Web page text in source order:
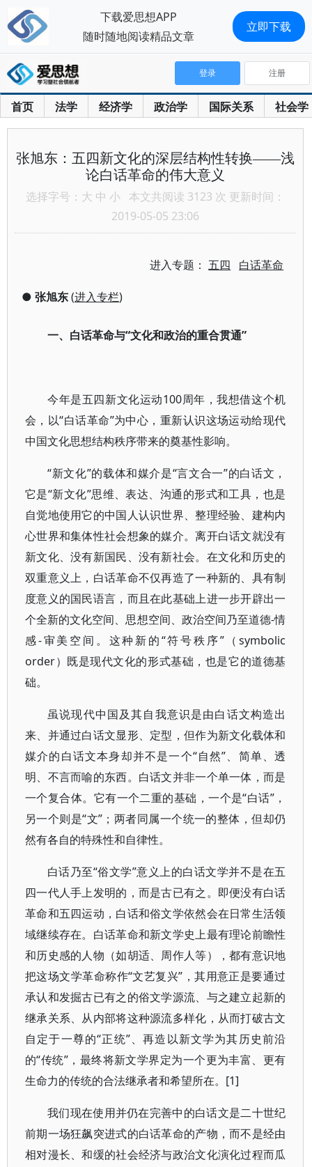
首页 法学 经济学 政治学 国际关系 社会学
登录 注册
张旭东：五四新文化的深层结构性转换——浅
论白话革命的伟大意义
选择字号： 大 中 小 本文共阅读 3123 次 更新时间：
2019-05-05 23:06
进入专题：五四 白话革命
● 张旭东(进入专栏)
一、白话革命与“文化和政治的重合贯通”
今年是五四新文化运动100周年，我想借这个机
会，以“白话革命”为中心，重新认识这场运动给现代
中国文化思想结构秩序带来的奠基性影响。
“新文化”的载体和媒介是“言文合一”的白话文，
它是“新文化”思维、表达、沟通的形式和工具，也是
自觉地使用它的中国人认识世界、整理经验、建构内
心世界和集体性社会想象的媒介。离开白话文就没有
新文化、没有新国民、没有新社会。在文化和历史的
双重意义上，白话革命不仅再造了一种新的、具有制
度意义的国民语言，而且在此基础上进一步开辟出一
个全新的文化空间、思想空间、政治空间乃至道德-情
感-审美空间。这种新的“符号秩序”（symbolic
order）既是现代文化的形式基础，也是它的道德基
础。
虽说现代中国及其自我意识是由白话文构造出
来、并通过白话文显形、定型，但作为新文化载体和
媒介的白话文本身却并不是一个“自然”、简单、透
明、不言而喻的东西。白话文并非一个单一体，而是
一个复合体。它有一个二重的基础，一个是“白话”，
另一个则是“文”；两者同属一个统一的整体，但却仍
然有各自的特殊性和自律性。
白话乃至“俗文学”意义上的白话文学并不是在五
四一代人手上发明的，而是古已有之。即便没有白话
革命和五四运动，白话和俗文学依然会在日常生活领
域继续存在。白话革命和新文学史上最有理论前瞻性
和历史感的人物（如胡适、周作人等），都有意识地
把这场文学革命称作“文艺复兴”，其用意正是要通过
承认和发掘古已有之的俗文学源流、与之建立起新的
继承关系、从内部将这种源流多样化，从而打破古文
自定于一尊的“正统”、再造以新文学为其历史前沿
的“传统”，最终将新文学界定为一个更为丰富、更有
生命力的传统的合法继承者和希望所在。[1]
我们现在使用并仍在完善中的白话文是二十世纪
前期一场狂飙突进式的白话革命的产物，而不是经由
相对漫长、和缓的社会经济与政治文化演化过程而瓜
下载爱思想APP
随时随地阅读精品文章
立即下载